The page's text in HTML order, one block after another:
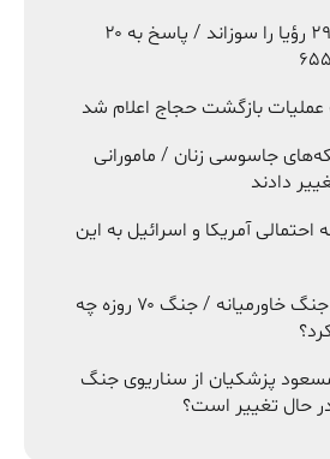
ناو وینسنس ۲۹۱ رؤیا را سوزاند / پاسخ به ۲۰
عملیات بازگشت حجاج اعلام شد
جاسوسی زنان / مامورانی
دادند
آمریکا و اسرائیل به این
برندگان پنهان جنگ خاورمیانه / جنگ ۷۰ روزه چه
پزشکیان از سناریوی جنگ
حال تغییر است؟